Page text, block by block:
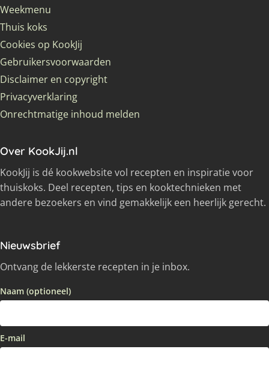
Weekmenu
Thuis koks
Cookies op KookJij
Gebruikersvoorwaarden
Disclaimer en copyright
Privacyverklaring
Onrechtmatige inhoud melden
Over KookJij.nl
KookJij is dé kookwebsite vol recepten en inspiratie voor
thuiskoks. Deel recepten, tips en kooktechnieken met
andere bezoekers en vind gemakkelijk een heerlijk gerecht.
Nieuwsbrief
Ontvang de lekkerste recepten in je inbox.
Naam (optioneel)
E-mail